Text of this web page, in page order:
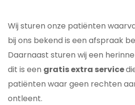
Wij sturen onze patiënten
bij ons bekend is een afspraak
Daarnaast sturen wij een
dit is een gratis extra service
patiënten waar geen rechten
ontleent.